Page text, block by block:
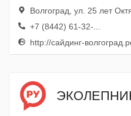
Волгоград, ул. 25 лет
+7 (8442) 61-32-...
http://сайдинг-